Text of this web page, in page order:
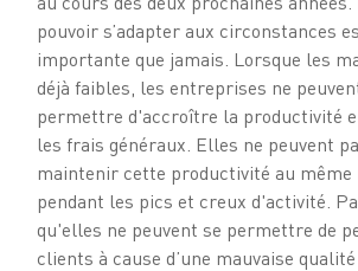
pouvoir s’adapter aux circonstances
importante que jamais. Lorsque les
déjà faibles, les entreprises ne
permettre d'accroître la productivité
les frais généraux. Elles ne peuvent
maintenir cette productivité au même
pendant les pics et creux d'activité.
qu'elles ne peuvent se permettre de
clients à cause d’une mauvaise